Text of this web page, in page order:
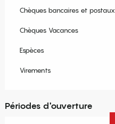
Chèques bancaires et postaux
Chèques Vacances
Espèces
Virements
Périodes d'ouverture